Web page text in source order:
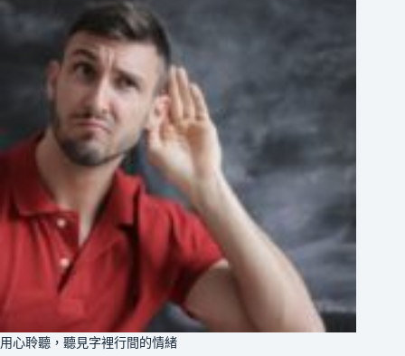
用心聆聽，聽見字裡行間的情緒